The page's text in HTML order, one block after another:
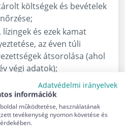
költségek és bevételek
és ezek kamat
az éven túli
átsorolása (ahol
végi adatok);
elszámolása, mivel az
összeg
a támogatás
és ennek
Adatvédelmi irányelvek
információk
működtetése, használatának
tevékenység nyomon követése és